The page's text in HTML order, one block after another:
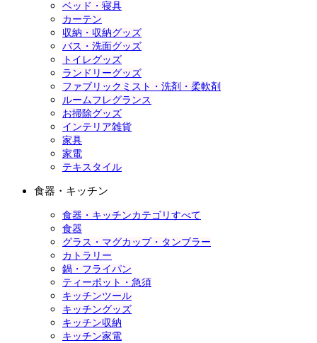
ベッド・寝具
カーテン
収納・収納グッズ
バス・洗面グッズ
トイレグッズ
ランドリーグッズ
ファブリックミスト・洗剤・柔軟剤
ルームフレグランス
お掃除グッズ
インテリア雑貨
家具
家電
テキスタイル
食器・キッチン
食器・キッチンカテゴリすべて
食器
グラス・マグカップ・タンブラー
カトラリー
鍋・フライパン
ティーポット・急須
キッチンツール
キッチングッズ
キッチン収納
キッチン家電